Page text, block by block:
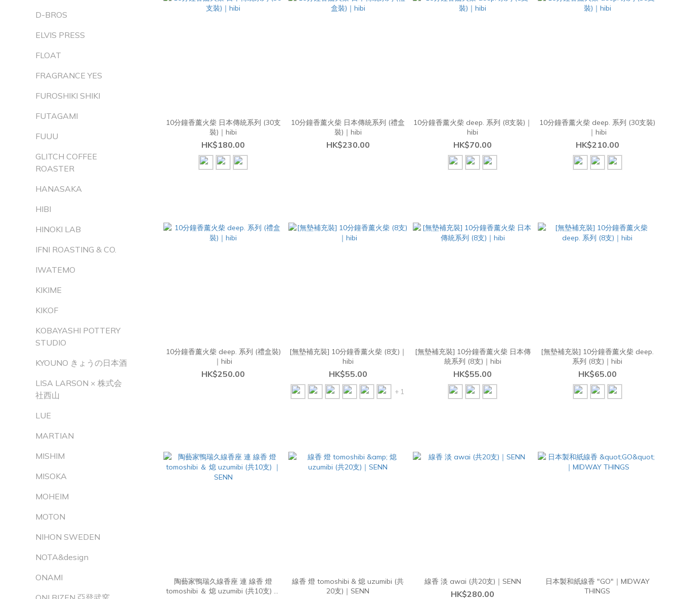
D-BROS
ELVIS PRESS
FLOAT
FRAGRANCE YES
FUROSHIKI SHIKI
FUTAGAMI
FUUU
GLITCH COFFEE
ROASTER
HANASAKA
HIBI
HINOKI LAB
IFNI ROASTING & CO.
IWATEMO
KIKIME
KIKOF
KOBAYASHI POTTERY
STUDIO
KYOUNO きょうの日本酒
LISA LARSON × 株式会
社西山
LUE
MARTIAN
MISHIM
MISOKA
MOHEIM
MOTON
NIHON SWEDEN
NOTA&design
ONAMI
10分鐘香薰火柴 日本傳統系列 (30支
裝)｜hibi
HK$180.00
10分鐘香薰火柴 日本傳統系列 (禮盒
裝)｜hibi
HK$230.00
10分鐘香薰火柴 deep. 系列 (8支裝)｜
hibi
HK$70.00
10分鐘香薰火柴 deep. 系列 (30支裝)
｜hibi
HK$210.00
10分鐘香薰火柴 deep. 系列 (禮盒裝)
｜hibi
HK$250.00
[無墊補充裝] 10分鐘香薰火柴 (8支)｜
hibi
HK$55.00
+ 1
[無墊補充裝] 10分鐘香薰火柴 日本傳
統系列 (8支)｜hibi
HK$55.00
[無墊補充裝] 10分鐘香薰火柴 deep.
系列 (8支)｜hibi
HK$65.00
陶藝家鴨瑞久線香座 連 線香 燈
tomoshibi ＆ 熄 uzumibi (共10支) ｜
線香 燈 tomoshibi & 熄 uzumibi (共
20支)｜SENN
線香 淡 awai (共20支)｜SENN
HK$280.00
日本製和紙線香 "GO"｜MIDWAY
THINGS